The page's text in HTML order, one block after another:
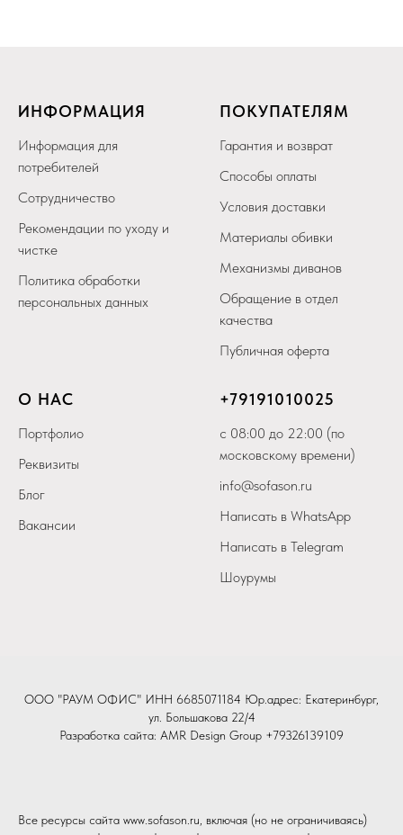
ИНФОРМАЦИЯ
Информация для
потребителей
Сотрудничество
Рекомендации по уходу и
чистке
Политика обработки
персональных данных
ПОКУПАТЕЛЯМ
Гарантия и возврат
Способы оплаты
Условия доставки
Материалы обивки
Механизмы диванов
Обращение в отдел
качества
Публичная оферта
О НАС
Портфолио
Реквизиты
Блог
Вакансии
+79191010025
с 08:00 до 22:00 (по
московскому времени)
info@sofason.ru
Написать в WhatsApp
Написать в Telegram
Шоурумы
ООО "РАУМ ОФИС" ИНН 6685071184 Юр.адрес: Екатеринбург,
ул. Большакова 22/4
Разработка сайта: AMR Design Group +79326139109
Все ресурсы сайта www.sofason.ru, включая (но не ограничиваясь)